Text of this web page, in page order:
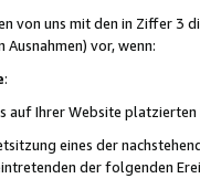
von uns mit den in Ziffer 3
vor, wenn:
:
auf Ihrer Website
eines der
der folgenden